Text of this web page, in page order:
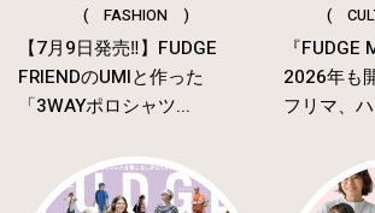
( FASHION )
【7月9日発売‼︎】FUDGE
FRIENDのUMIと作った
「3WAYポロシャツ...
(
『FUDGE
2026年も
フリマ、